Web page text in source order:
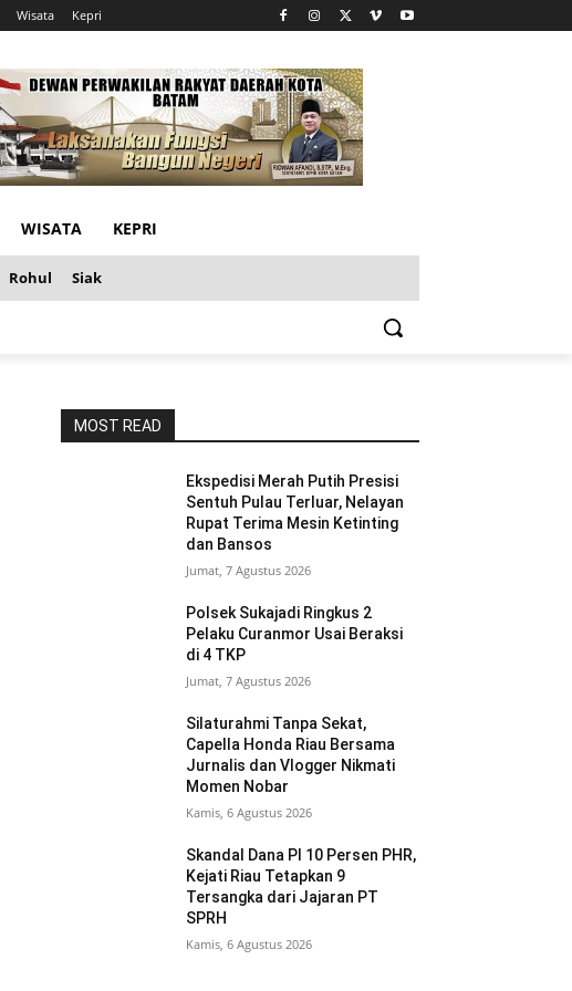
Wisata Kepri
WISATA KEPRI
Rohul Siak
MOST READ
Ekspedisi Merah Putih Presisi
Sentuh Pulau Terluar, Nelayan
Rupat Terima Mesin Ketinting
dan Bansos
Jumat, 7 Agustus 2026
Polsek Sukajadi Ringkus 2
Pelaku Curanmor Usai Beraksi
di 4 TKP
Jumat, 7 Agustus 2026
Silaturahmi Tanpa Sekat,
Capella Honda Riau Bersama
Jurnalis dan Vlogger Nikmati
Momen Nobar
Kamis, 6 Agustus 2026
Skandal Dana PI 10 Persen PHR,
Kejati Riau Tetapkan 9
Tersangka dari Jajaran PT
SPRH
Kamis, 6 Agustus 2026